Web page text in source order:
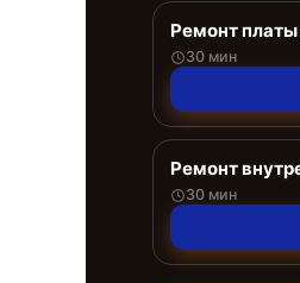
Ремонт
30 мин
Ремонт
30 мин